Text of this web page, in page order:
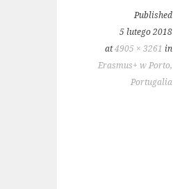
Published
5 lutego 2018
at4905 × 3261 in
Erasmus+ w Porto,
Portugalia